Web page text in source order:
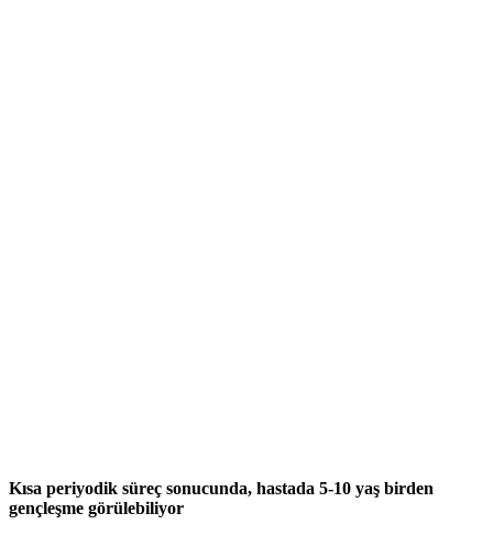
Kısa periyodik süreç sonucunda, hastada 5-10 yaş birden
gençleşme görülebiliyor